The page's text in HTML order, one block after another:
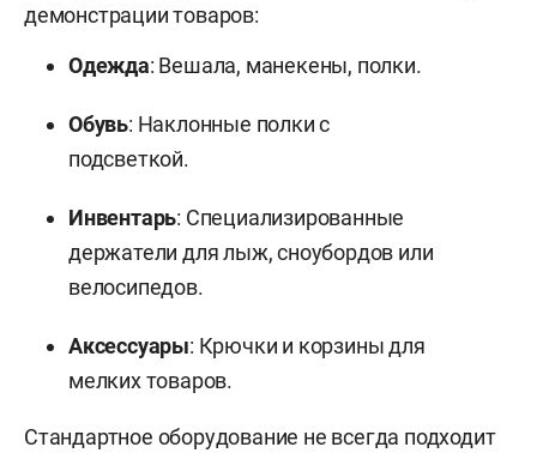
демонстрации товаров:
Одежда: Вешала, манекены, полки.
Обувь: Наклонные полки с
подсветкой.
Инвентарь: Специализированные
держатели для лыж, сноубордов или
велосипедов.
Аксессуары: Крючки и корзины для
мелких товаров.
Стандартное оборудование не всегда подходит